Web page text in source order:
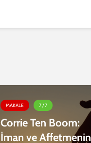
MAKALE 7 / 7
Corrie Ten Boom:
İman ve Affetmenin